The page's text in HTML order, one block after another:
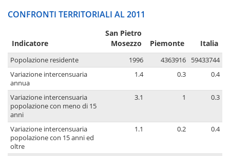
CONFRONTI TERRITORIALI AL 2011
Indicatore
San Pietro
Mosezzo
Piemonte Italia
Popolazione residente 1996 4363916
59433744
Variazione intercensuaria
annua
1.4 0.3 0.4
Variazione intercensuaria
popolazione con meno di 15
anni
3.1 1 0.3
Variazione intercensuaria
popolazione con 15 anni ed
oltre
1.1 0.2 0.4